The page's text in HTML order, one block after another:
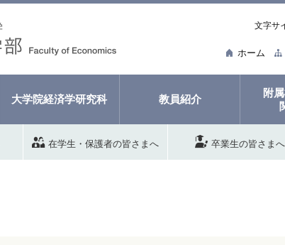
文字サ
ホーム
大学院経済学研究科 教員紹介
附
在学生・保護者の皆さまへ 卒業生の皆さまへ